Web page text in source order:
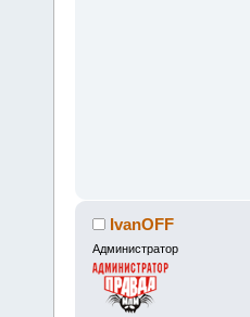
IvanOFF
Администратор